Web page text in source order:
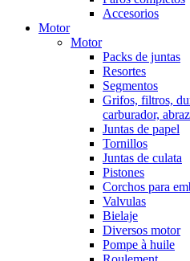
Accesorios
Motor
Motor
Packs de juntas
Resortes
Segmentos
Grifos, filtros,
carburador,
Juntas de papel
Tornillos
Juntas de culata
Pistones
Corchos para
Valvulas
Bielaje
Diversos motor
Pompe à huile